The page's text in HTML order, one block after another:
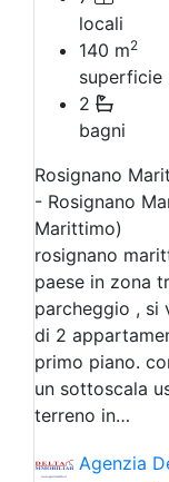
locali
140 m2
superficie
2
bagni
Rosignano
- Rosignano
Marittimo)
rosignano
paese in zona
parcheggio , si
di 2
primo piano.
un sottoscala
terreno in…
Agenzia